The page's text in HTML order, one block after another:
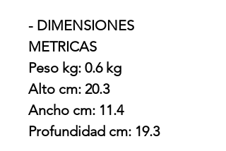
- DIMENSIONES
METRICAS
Peso kg: 0.6 kg
Alto cm: 20.3
Ancho cm: 11.4
Profundidad cm: 19.3